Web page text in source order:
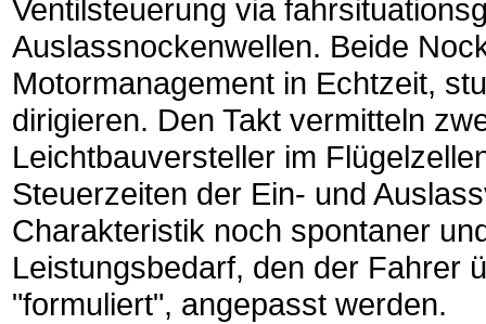
Ventilsteuerung via
Auslassnockenwellen. Beide
Motormanagement in Echtzeit,
dirigieren. Den Takt vermitteln
Leichtbauversteller im
Steuerzeiten der Ein- und
Charakteristik noch spontaner
Leistungsbedarf, den der Fahrer
"formuliert", angepasst werden.